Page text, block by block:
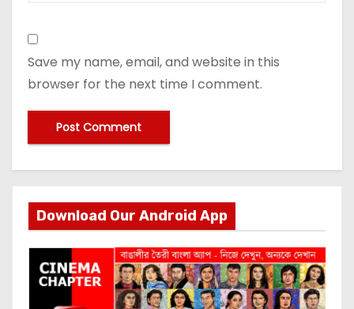
Save my name, email, and website in this
browser for the next time I comment.
Download Our Android App